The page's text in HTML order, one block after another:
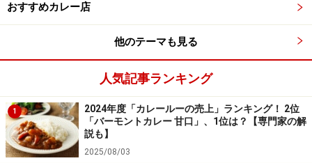
大生が頭脳明晰になって、これからの日本を背負ってほ
しいという思いから、スパイスブレンドが作ったと話し
ているのが印象的でした。
ドラムスティック アチャール
おすすめカレー店
他のテーマも見る
人気記事ランキング
1
2024年度「カレールーの売上」ランキング！ 2位
「バーモントカレー 甘口」、1位は？【専門家の解
説も】
2025/08/03